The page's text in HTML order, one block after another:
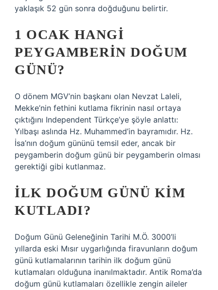
yaklaşık 52 gün sonra doğduğunu belirtir.
1 OCAK HANGI
PEYGAMBERIN DOĞUM
GÜNÜ?
O dönem MGV’nin başkanı olan Nevzat Laleli,
Mekke’nin fethini kutlama fikrinin nasıl ortaya
çıktığını Independent Türkçe’ye şöyle anlattı:
Yılbaşı aslında Hz. Muhammed’in bayramıdır. Hz.
İsa’nın doğum gününü temsil eder, ancak bir
peygamberin doğum günü bir peygamberin olması
gerektiği gibi kutlanmaz.
İLK DOĞUM GÜNÜ KIM
KUTLADI?
Doğum Günü Geleneğinin Tarihi M.Ö. 3000’li
yıllarda eski Mısır uygarlığında firavunların doğum
günü kutlamalarının tarihin ilk doğum günü
kutlamaları olduğuna inanılmaktadır. Antik Roma’da
doğum günü kutlamaları özellikle zengin aileler